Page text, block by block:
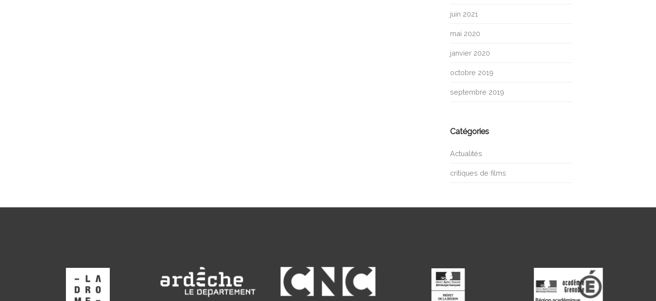
juin 2021
mai 2020
janvier 2020
octobre 2019
septembre 2019
Catégories
Actualités
critiques de films